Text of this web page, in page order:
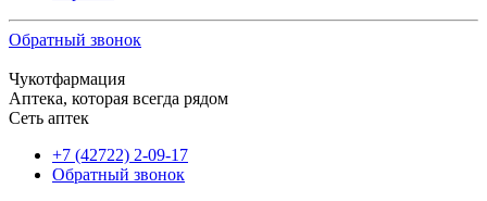
Обратный звонок
Чукотфармация
Аптека, которая всегда рядом
Сеть аптек
+7 (42722) 2-09-17
Обратный звонок